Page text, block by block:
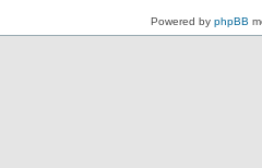
Powered by phpBB